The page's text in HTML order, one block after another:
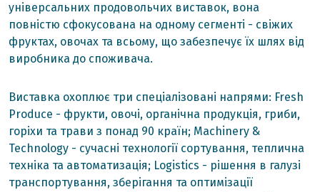
універсальних продовольчих виставок, вона
повністю сфокусована на одному сегменті - свіжих
фруктах, овочах та всьому, що забезпечує їх шлях від
виробника до споживача.
Виставка охоплює три спеціалізовані напрями: Fresh
Produce - фрукти, овочі, органічна продукція, гриби,
горіхи та трави з понад 90 країн; Machinery &
Technology - сучасні технології сортування, теплична
техніка та автоматизація; Logistics - рішення в галузі
транспортування, зберігання та оптимізації